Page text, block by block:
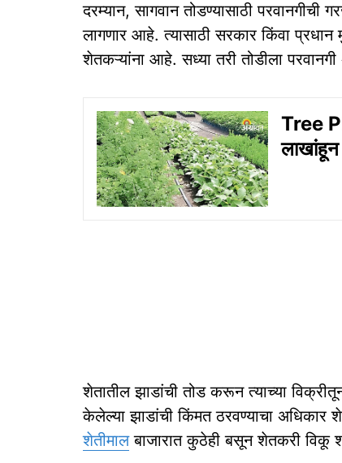
दरम्यान, सागवान तोडण्यासाठी परवानगीची
लागणार आहे. त्यासाठी सरकार किंवा
शेतकऱ्यांना आहे. सध्या तरी तोडीला
Tree
लाखांहून
शेतातील झाडांची तोड करून त्याच्या
केलेल्या झाडांची किंमत ठरवण्याचा अधिकार
शेतीमालबाजारात कुठेही बसून शेतकरी विकू